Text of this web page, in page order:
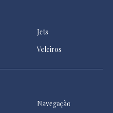
Jets
Veleiros
Navegação